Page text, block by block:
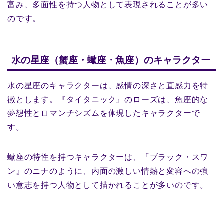
富み、多面性を持つ人物として表現されることが多い
のです。
水の星座（蟹座・蠍座・魚座）のキャラクター
水の星座のキャラクターは、感情の深さと直感力を特
徴とします。『タイタニック』のローズは、魚座的な
夢想性とロマンチシズムを体現したキャラクターで
す。
蠍座の特性を持つキャラクターは、『ブラック・スワ
ン』のニナのように、内面の激しい情熱と変容への強
い意志を持つ人物として描かれることが多いのです。